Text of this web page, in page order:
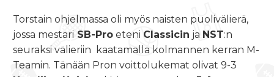
Torstain ohjelmassa oli myös naisten puolivälierä,
jossa mestari SB- Pro eteni Classicin ja NST:n
seuraksi välieriin kaatamalla kolmannen kerran M-
Teamin. Tänään Pron voittolukemat olivat 9-3